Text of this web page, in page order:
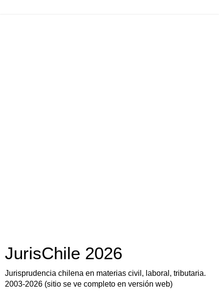
JurisChile 2026
Jurisprudencia chilena en materias civil, laboral, tributaria.
2003-2026 (sitio se ve completo en versión web)